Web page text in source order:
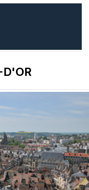
D'OR